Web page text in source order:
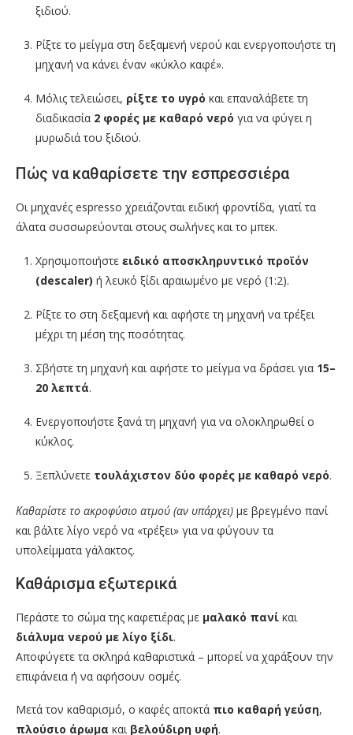
ξιδιού.
Ρίξτε το μείγμα στη δεξαμενή νερού και ενεργοποιήστε τη
μηχανή να κάνει έναν «κύκλο καφέ».
Μόλις τελειώσει, ρίξτε το υγρό και επαναλάβετε τη
διαδικασία 2 φορές με καθαρό νερό για να φύγει η
μυρωδιά του ξιδιού.
Πώς να καθαρίσετε την εσπρεσσιέρα
Οι μηχανές espresso χρειάζονται ειδική φροντίδα, γιατί τα
άλατα συσσωρεύονται στους σωλήνες και το μπεκ.
Χρησιμοποιήστε ειδικό αποσκληρυντικό προϊόν
(descaler) ή λευκό ξίδι αραιωμένο με νερό (1:2).
Ρίξτε το στη δεξαμενή και αφήστε τη μηχανή να τρέξει
μέχρι τη μέση της ποσότητας.
Σβήστε τη μηχανή και αφήστε το μείγμα να δράσει για 15–
20 λεπτά.
Ενεργοποιήστε ξανά τη μηχανή για να ολοκληρωθεί ο
κύκλος.
Ξεπλύνετε τουλάχιστον δύο φορές με καθαρό νερό.
Καθαρίστε το ακροφύσιο ατμού (αν υπάρχει) με βρεγμένο πανί
και βάλτε λίγο νερό να «τρέξει» για να φύγουν τα
υπολείμματα γάλακτος.
Καθάρισμα εξωτερικά
Περάστε το σώμα της καφετιέρας με μαλακό πανί και
διάλυμα νερού με λίγο ξίδι.
Αποφύγετε τα σκληρά καθαριστικά – μπορεί να χαράξουν την
επιφάνεια ή να αφήσουν οσμές.
Μετά τον καθαρισμό, ο καφές αποκτά πιο καθαρή γεύση,
πλούσιο άρωμα και βελούδιρη υφή.